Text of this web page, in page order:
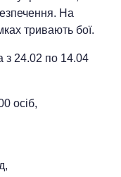
На
тривають бої.
з 24.02 по 14.04
осіб,